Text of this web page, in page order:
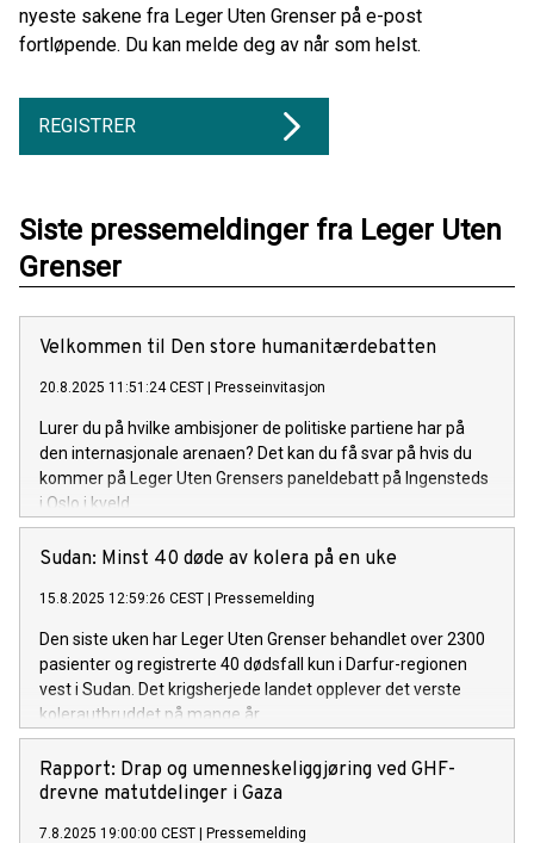
nyeste sakene fra Leger Uten Grenser på e-post
fortløpende. Du kan melde deg av når som helst.
REGISTRER
Siste pressemeldinger fra Leger Uten
Grenser
Velkommen til Den store humanitærdebatten
20.8.2025 11:51:24 CEST | Presseinvitasjon
Lurer du på hvilke ambisjoner de politiske partiene har på
den internasjonale arenaen? Det kan du få svar på hvis du
kommer på Leger Uten Grensers paneldebatt på Ingensteds
i Oslo i kveld.
Sudan: Minst 40 døde av kolera på en uke
15.8.2025 12:59:26 CEST | Pressemelding
Den siste uken har Leger Uten Grenser behandlet over 2300
pasienter og registrerte 40 dødsfall kun i Darfur-regionen
vest i Sudan. Det krigsherjede landet opplever det verste
kolerautbruddet på mange år.
Rapport: Drap og umenneskeliggjøring ved GHF-
drevne matutdelinger i Gaza
7.8.2025 19:00:00 CEST | Pressemelding